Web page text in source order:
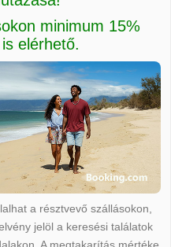
minimum 15%
elérhető.
a résztvevő szállásokon,
jelöl a keresési találatok